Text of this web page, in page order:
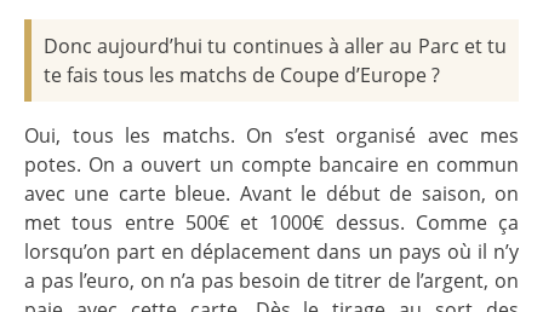
Donc aujourd’hui tu continues à aller au Parc et tu
te fais tous les matchs de Coupe d’Europe ?
Oui, tous les matchs. On s’est organisé avec mes
potes. On a ouvert un compte bancaire en commun
avec une carte bleue. Avant le début de saison, on
met tous entre 500€ et 1000€ dessus. Comme ça
lorsqu’on part en déplacement dans un pays où il n’y
a pas l’euro, on n’a pas besoin de titrer de l’argent, on